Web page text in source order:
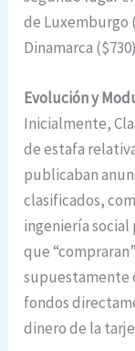
de Luxemburgo
Dinamarca
Evolución y
Inicialmente,
de estafa
publicaban
clasificados,
ingeniería social
que
supuestamente
fondos
dinero de la